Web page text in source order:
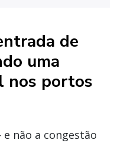
de
uma
nos portos
não a congestão